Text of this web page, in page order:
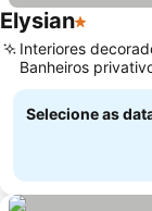
Elysian1 Estrelas
Interiores
Banheiros
comodidades
Selecione as